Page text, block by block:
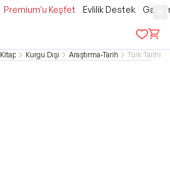
Premium'u Keşfet Evlilik Destek
Kitap Kurgu Dışı Araştırma-Tarih Türk Tarihi